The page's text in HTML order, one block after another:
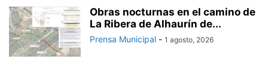
Obras nocturnas en el camino de
La Ribera de Alhaurín de...
Prensa Municipal - 1 agosto, 2026